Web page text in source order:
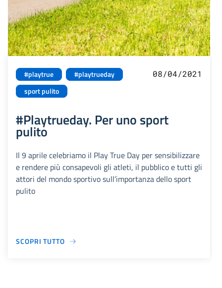
#playtrue
#playtrueday
sport pulito
08/04/2021
#Playtrueday. Per uno sport
pulito
Il 9 aprile celebriamo il Play True Day per sensibilizzare
e rendere più consapevoli gli atleti, il pubblico e tutti gli
attori del mondo sportivo sull’importanza dello sport
pulito
SCOPRI TUTTO